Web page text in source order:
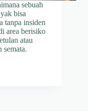
sebuah
bisa
tanpa insiden
area berisiko
atau
semata.